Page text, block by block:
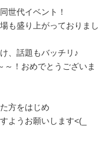
世代イベント！
も盛り上がっておりまし
、話題もバッチリ♪
～！おめでとうございま
方をはじめ
ようお願いします<(_